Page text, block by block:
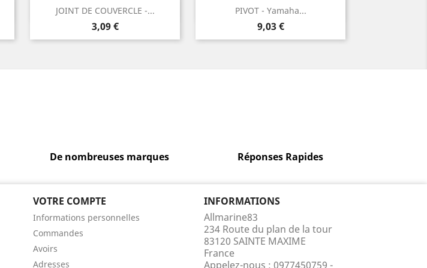
JOINT DE COUVERCLE -...
Prix
3,09 €
Aperçu rapide PIVOT - Yamaha...
Prix
9,03 €
Aperçu rapide
De nombreuses marques Réponses Rapides
VOTRE COMPTE
Informations personnelles
Commandes
Avoirs
Adresses
INFORMATIONS
Allmarine83
234 Route du plan de la tour
83120 SAINTE MAXIME
France
Appelez-nous : 0977450759 -